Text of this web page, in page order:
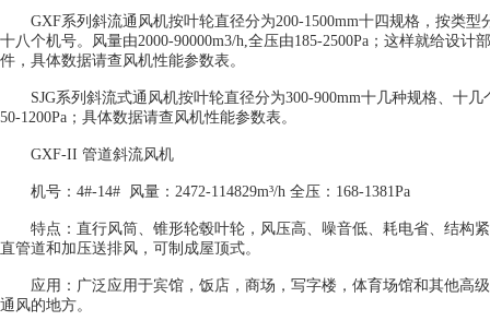
GXF系列斜流通风机按叶轮直径分为200-1500mm十四规格，按类型
十八个机号。风量由2000-90000m3/h,全压由185-2500Pa；这样就给设
件，具体数据请查风机性能参数表。
SJG系列斜流式通风机按叶轮直径分为300-900mm十几种规格、十几
50-1200Pa；具体数据请查风机性能参数表。
GXF-II 管道斜流风机
机号：4#-14# 风量：2472-114829m³/h 全压：168-1381Pa
特点：直行风筒、锥形轮毂叶轮，风压高、噪音低、耗电省、结构
直管道和加压送排风，可制成屋顶式。
应用：广泛应用于宾馆，饭店，商场，写字楼，体育场馆和其他高
通风的地方。